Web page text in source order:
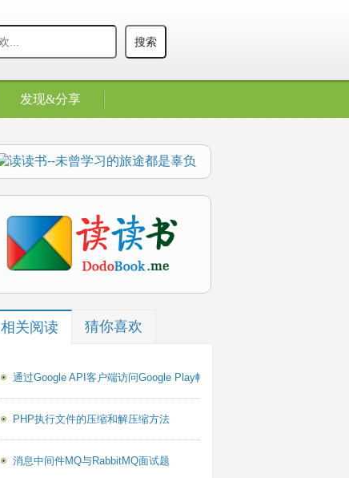
发现&分享
相关阅读 猜你喜欢
通过Google API客户端访问Google Play帐户报告PHP库
PHP执行文件的压缩和解压缩方法
消息中间件MQ与RabbitMQ面试题